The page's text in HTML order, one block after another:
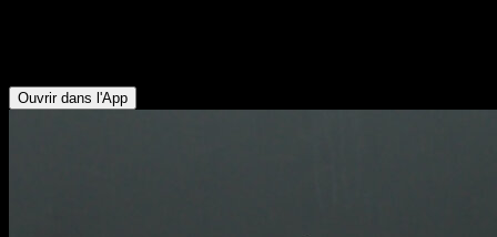
Ouvrir dans l'App